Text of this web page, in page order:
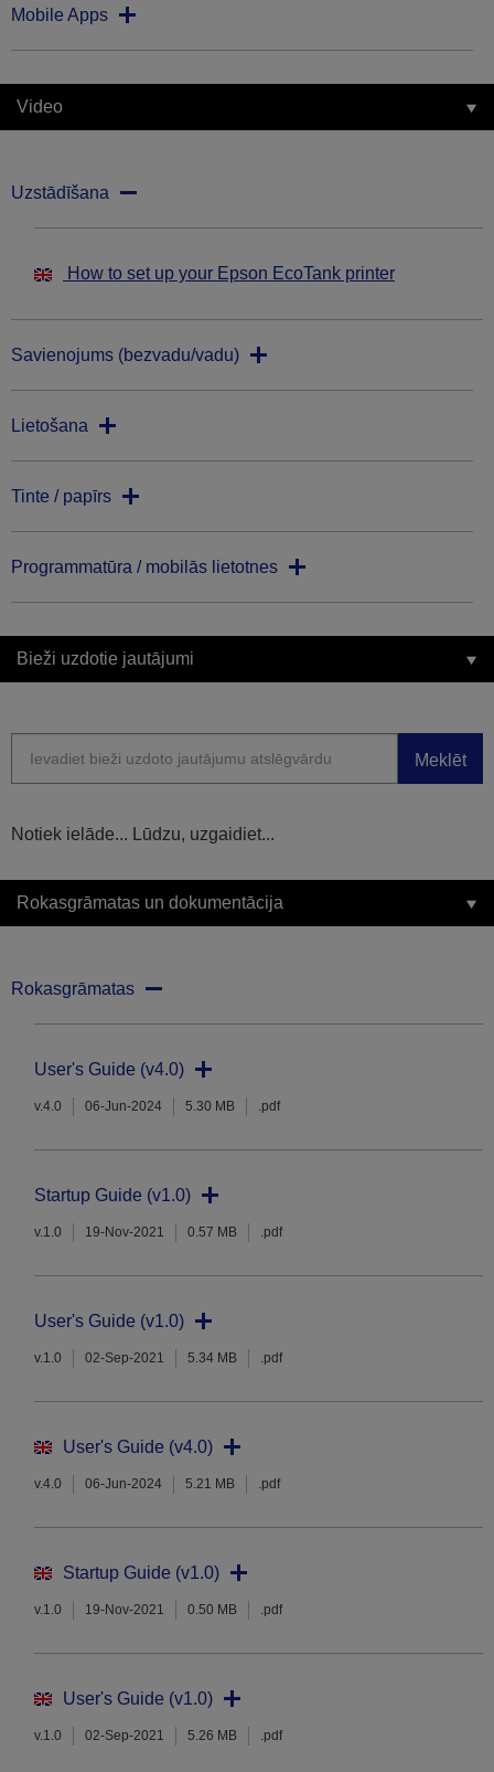
Mobile Apps
Video
Uzstādīšana
How to set up your Epson EcoTank printer
Savienojums (bezvadu/vadu)
Lietošana
Tinte / papīrs
Programmatūra / mobilās lietotnes
Bieži uzdotie jautājumi
Meklēt
Notiek ielāde... Lūdzu, uzgaidiet...
Rokasgrāmatas un dokumentācija
Rokasgrāmatas
User's Guide (v4.0)
v.4.0 06-Jun-2024 5.30 MB .pdf
Startup Guide (v1.0)
v.1.0 19-Nov-2021 0.57 MB .pdf
User's Guide (v1.0)
v.1.0 02-Sep-2021 5.34 MB .pdf
User's Guide (v4.0)
v.4.0 06-Jun-2024 5.21 MB .pdf
Startup Guide (v1.0)
v.1.0 19-Nov-2021 0.50 MB .pdf
User's Guide (v1.0)
v.1.0 02-Sep-2021 5.26 MB .pdf